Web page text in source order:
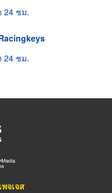
24 ชม.
24 ชม.
จเจส